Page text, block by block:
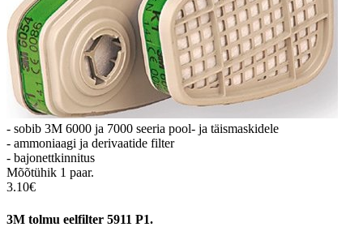
- sobib 3M 6000 ja 7000 seeria pool- ja täismaskidele
- ammoniaagi ja derivaatide filter
- bajonettkinnitus
Mõõtühik 1 paar.
3.10€
3M tolmu eelfilter 5911 P1.